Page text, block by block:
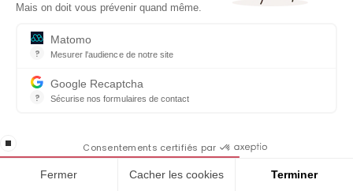
Mais on doit vous prévenir quand même.
?
Matomo
Mesurer l'audience de notre site
?
Google Recaptcha
Sécurise nos formulaires de contact
stop loading Consentements certifiés par
Fermer Cacher les cookies Terminer
En cadeau notre ebook
politique de confidentialité de ce site